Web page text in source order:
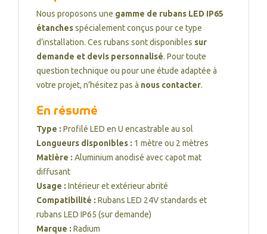
Nous proposons une gamme de rubans LED IP65
étanchesspécialement conçus pour ce type
d’installation. Ces rubans sont disponibles sur
demande et devis personnalisé. Pour toute
question technique ou pour une étude adaptée à
votre projet, n’hésitez pas à nous contacter.
En résumé
Type : Profilé LED en U encastrable au sol
Longueurs disponibles : 1 mètre ou 2 mètres
Matière : Aluminium anodisé avec capot mat
diffusant
Usage : Intérieur et extérieur abrité
Compatibilité : Rubans LED 24V standards et
rubans LED IP65 (sur demande)
Marque : Radium